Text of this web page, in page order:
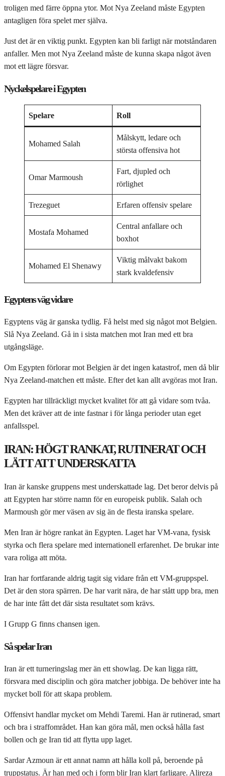
troligen med färre öppna ytor. Mot Nya Zeeland måste Egypten
antagligen föra spelet mer själva.
Just det är en viktig punkt. Egypten kan bli farligt när motståndaren
anfaller. Men mot Nya Zeeland måste de kunna skapa något även
mot ett lägre försvar.
Nyckelspelare i Egypten
Spelare Roll
Mohamed Salah
Målskytt, ledare och
största offensiva hot
Omar Marmoush
Fart, djupled och
rörlighet
Trezeguet Erfaren offensiv spelare
Mostafa Mohamed
Central anfallare och
boxhot
Mohamed El Shenawy
Viktig målvakt bakom
stark kvaldefensiv
Egyptens väg vidare
Egyptens väg är ganska tydlig. Få helst med sig något mot Belgien.
Slå Nya Zeeland. Gå in i sista matchen mot Iran med ett bra
utgångsläge.
Om Egypten förlorar mot Belgien är det ingen katastrof, men då blir
Nya Zeeland-matchen ett måste. Efter det kan allt avgöras mot Iran.
Egypten har tillräckligt mycket kvalitet för att gå vidare som tvåa.
Men det kräver att de inte fastnar i för långa perioder utan eget
anfallsspel.
IRAN: HÖGT RANKAT, RUTINERAT OCH
LÄTT ATT UNDERSKATTA
Iran är kanske gruppens mest underskattade lag. Det beror delvis på
att Egypten har större namn för en europeisk publik. Salah och
Marmoush gör mer väsen av sig än de flesta iranska spelare.
Men Iran är högre rankat än Egypten. Laget har VM-vana, fysisk
styrka och flera spelare med internationell erfarenhet. De brukar inte
vara roliga att möta.
Iran har fortfarande aldrig tagit sig vidare från ett VM-gruppspel.
Det är den stora spärren. De har varit nära, de har stått upp bra, men
de har inte fått det där sista resultatet som krävs.
I Grupp G finns chansen igen.
Så spelar Iran
Iran är ett turneringslag mer än ett showlag. De kan ligga rätt,
försvara med disciplin och göra matcher jobbiga. De behöver inte ha
mycket boll för att skapa problem.
Offensivt handlar mycket om Mehdi Taremi. Han är rutinerad, smart
och bra i straffområdet. Han kan göra mål, men också hålla fast
bollen och ge Iran tid att flytta upp laget.
Sardar Azmoun är ett annat namn att hålla koll på, beroende på
truppstatus. Är han med och i form blir Iran klart farligare. Alireza